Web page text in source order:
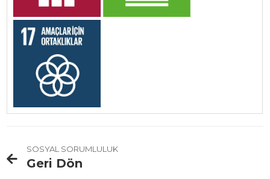
SOSYAL SORUMLULUK
Geri Dön